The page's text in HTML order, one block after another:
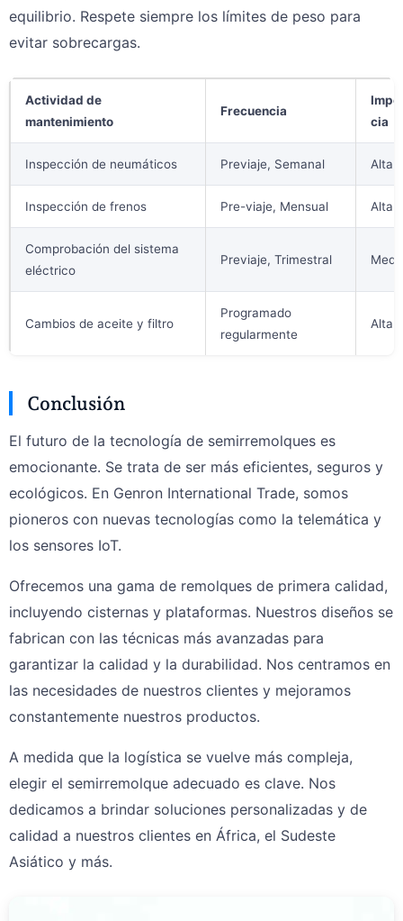
equilibrio. Respete siempre los límites de peso para
evitar sobrecargas.
Actividad de
mantenimiento
Frecuencia
cia
Inspección de neumáticos Previaje, Semanal Alta
Inspección de frenos Pre-viaje, Mensual Alta
Comprobación del sistema
eléctrico
Previaje, Trimestral
Cambios de aceite y filtro
Programado
regularmente
Alta
Conclusión
El futuro de la tecnología de semirremolques es
emocionante. Se trata de ser más eficientes, seguros y
ecológicos. En Genron International Trade, somos
pioneros con nuevas tecnologías como la telemática y
los sensores IoT.
Ofrecemos una gama de remolques de primera calidad,
incluyendo cisternas y plataformas. Nuestros diseños se
fabrican con las técnicas más avanzadas para
garantizar la calidad y la durabilidad. Nos centramos en
las necesidades de nuestros clientes y mejoramos
constantemente nuestros productos.
A medida que la logística se vuelve más compleja,
elegir el semirremolque adecuado es clave. Nos
dedicamos a brindar soluciones personalizadas y de
calidad a nuestros clientes en África, el Sudeste
Asiático y más.